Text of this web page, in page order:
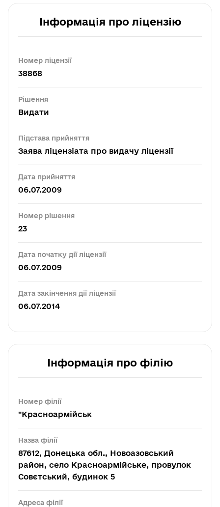
Інформація про ліцензію
Номер ліцензії
38868
Рішення
Видати
Підстава прийняття
Заява ліцензіата про видачу ліцензії
Дата прийняття
06.07.2009
Номер рішення
23
Дата початку дії ліцензії
06.07.2009
Дата закінчення дії ліцензії
06.07.2014
Інформація про філію
Номер філії
"Красноармійськ
Назва філії
87612, Донецька обл., Новоазовський
район, село Красноармійське, провулок
Совєтський, будинок 5
Адреса філії